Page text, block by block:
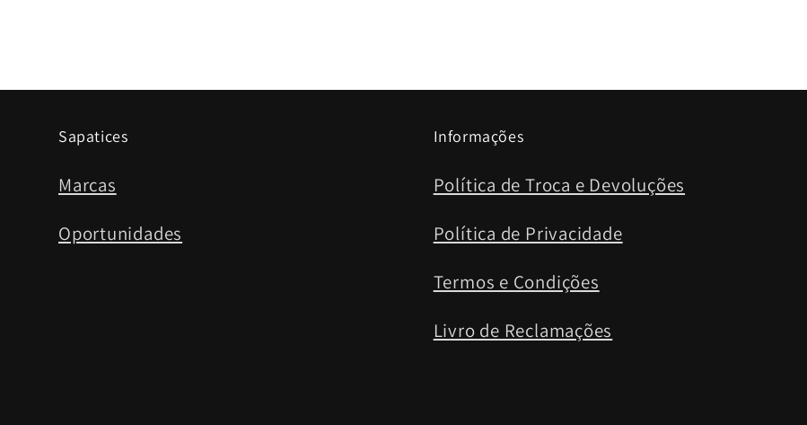
Sapatices
Marcas
Oportunidades
Informações
Política de Troca e Devoluções
Política de Privacidade
Termos e Condições
Livro de Reclamações